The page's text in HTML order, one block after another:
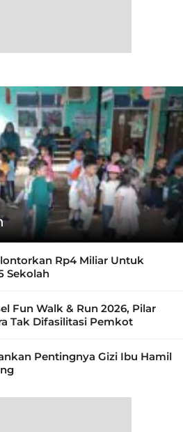
Rp4 Miliar Untuk
Sekolah
Fun Walk & Run 2026, Pilar
Tak Difasilitasi Pemkot
Pentingnya Gizi Ibu Hamil